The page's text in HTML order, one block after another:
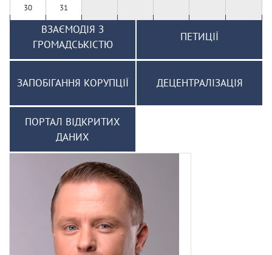
30 31
ВЗАЄМОДІЯ З
ГРОМАДСЬКІСТЮ
ПЕТИЦІЇ
ЗАПОБІГАННЯ КОРУПЦІЇ ДЕЦЕНТРАЛІЗАЦІЯ
ПОРТАЛ ВІДКРИТИХ
ДАНИХ